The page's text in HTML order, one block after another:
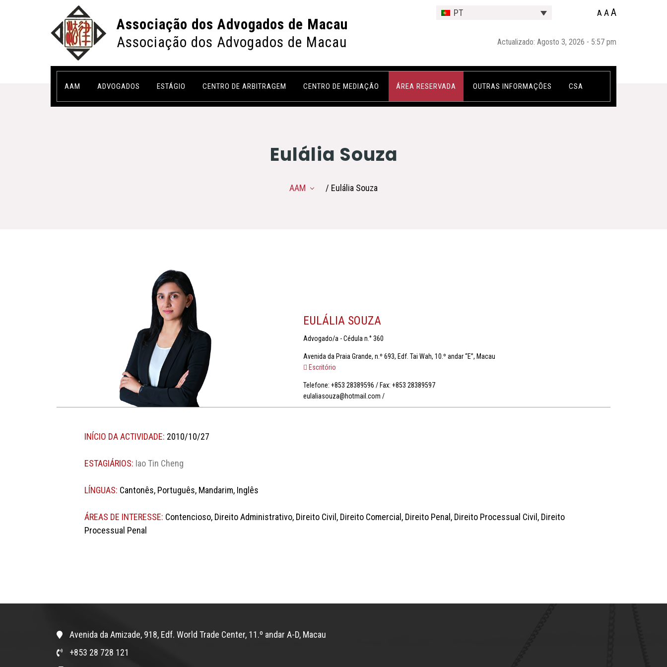
Associação dos Advogados de Macau
Associação dos Advogados de Macau
PT A AA
Actualizado: Agosto 3, 2026 - 5:57 pm
AAM ADVOGADOS ESTÁGIO CENTRO DE ARBITRAGEM CENTRO DE MEDIAÇÃO ÁREA RESERVADA OUTRAS INFORMAÇÕES CSA
Eulália Souza
AAM / Eulália Souza
EULÁLIA SOUZA
Advogado/a - Cédula n.° 360
Avenida da Praia Grande, n.º 693, Edf. Tai Wah, 10.º andar “E”, Macau
Escritório
Telefone: +853 28389596 / Fax: +853 28389597
eulaliasouza@hotmail.com /
INÍCIO DA ACTIVIDADE: 2010/10/27
ESTAGIÁRIOS: Iao Tin Cheng
LÍNGUAS: Cantonês, Português, Mandarim, Inglês
ÁREAS DE INTERESSE: Contencioso, Direito Administrativo, Direito Civil, Direito Comercial, Direito Penal, Direito Processual Civil, Direito
Processual Penal
Avenida da Amizade, 918, Edf. World Trade Center, 11.º andar A-D, Macau
+853 28 728 121